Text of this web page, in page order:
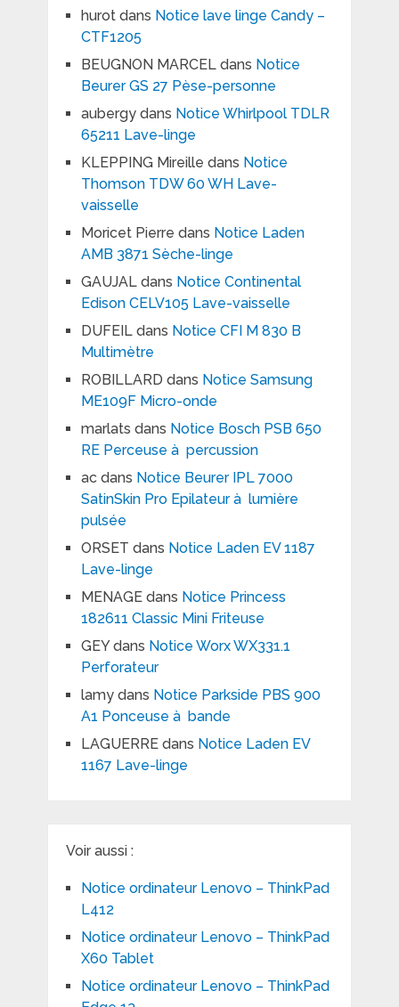
hurotdans Notice lave linge Candy –
CTF1205
BEUGNON MARCELdans Notice
Beurer GS 27 Pèse-personne
aubergydans Notice Whirlpool TDLR
65211 Lave-linge
KLEPPING Mireille dans Notice
Thomson TDW 60 WH Lave-
vaisselle
Moricet Pierre dans Notice Laden
AMB 3871 Sèche-linge
GAUJALdans Notice Continental
Edison CELV105 Lave-vaisselle
DUFEILdans Notice CFI M 830 B
Multimètre
ROBILLARD dans Notice Samsung
ME109F Micro-onde
marlats dans Notice Bosch PSB 650
RE Perceuse à percussion
acdans Notice Beurer IPL 7000
SatinSkin Pro Epilateur à lumière
pulsée
ORSET dans Notice Laden EV 1187
Lave-linge
MENAGEdans Notice Princess
182611 Classic Mini Friteuse
GEYdans Notice Worx WX331.1
Perforateur
lamydans Notice Parkside PBS 900
A1 Ponceuse à bande
LAGUERREdans Notice Laden EV
1167 Lave-linge
Voir aussi :
Notice ordinateur Lenovo – ThinkPad
L412
Notice ordinateur Lenovo – ThinkPad
X60 Tablet
Notice ordinateur Lenovo – ThinkPad